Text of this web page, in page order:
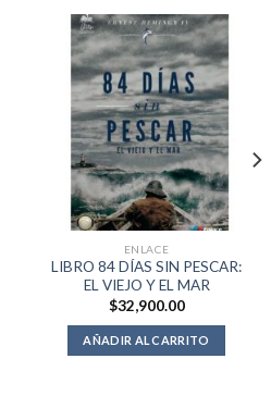
ENLACE
LIBRO 84 DÍAS SIN PESCAR:
EL VIEJO Y EL MAR
$32,900.00
AÑADIR AL CARRITO